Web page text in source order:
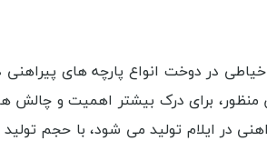
در دوخت انواع پارچه های
منظور، برای درک بیشتر اهمیت و
در ایلام تولید می شود، با حجم